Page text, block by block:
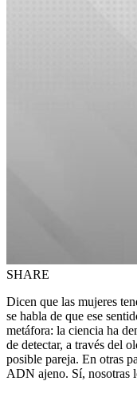
SHARE
Dicen que las mujeres
se habla de que ese
metáfora: la ciencia ha
de detectar, a través del
posible pareja. En otras
ADN ajeno. Sí, nosotras